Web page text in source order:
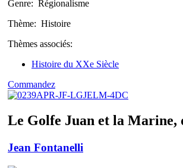
Genre: Régionalisme
Thème: Histoire
Thèmes associés:
Histoire du XXe Siècle
Commandez
Le Golfe Juan et la Marine,
Jean Fontanelli